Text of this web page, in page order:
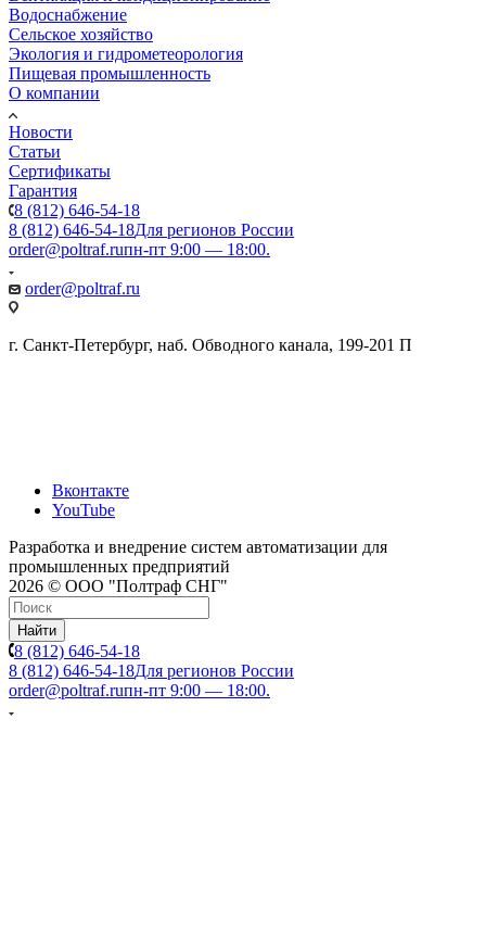
Водоснабжение
Сельское хозяйство
Экология и гидрометеорология
Пищевая промышленность
О компании
Новости
Статьи
Сертификаты
Гарантия
8 (812) 646-54-18
8 (812) 646-54-18Для регионов России
order@poltraf.ruпн-пт 9:00 — 18:00.
order@poltraf.ru
г. Санкт-Петербург, наб. Обводного канала, 199-201 П
Вконтакте
YouTube
Разработка и внедрение систем автоматизации для
промышленных предприятий
2026 © ООО "Полтраф СНГ"
Найти
8 (812) 646-54-18
8 (812) 646-54-18Для регионов России
order@poltraf.ruпн-пт 9:00 — 18:00.